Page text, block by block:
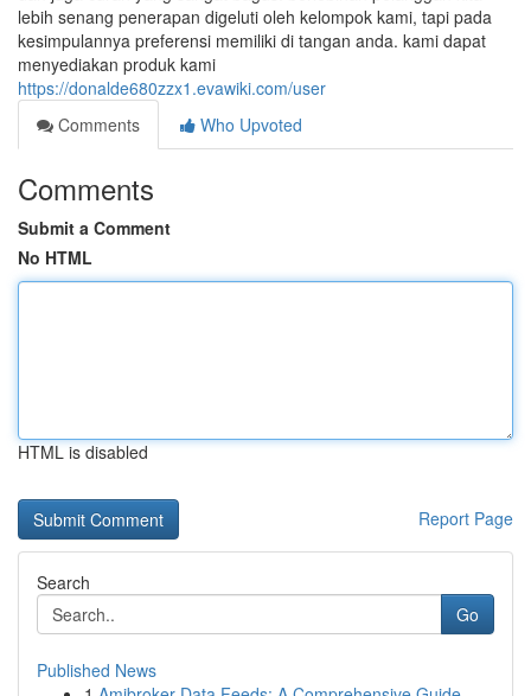
lebih senang penerapan digeluti oleh kelompok kami, tapi pada
kesimpulannya preferensi memiliki di tangan anda. kami dapat
menyediakan produk kami
https://donalde680zzx1.evawiki.com/user
Comments
Who Upvoted
Comments
Submit a Comment
No HTML
HTML is disabled
Report Page
Search
Go
Published News